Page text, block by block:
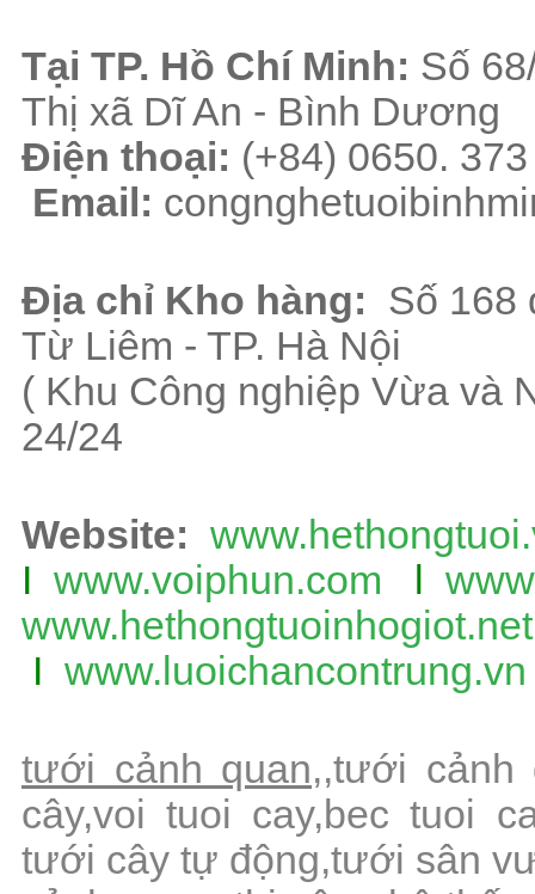
Tại TP. Hồ Chí Minh: Số
Thị xã Dĩ An - Bình Dương
Điện thoại: (+84) 0650.
Email:
Địa chỉ Kho hàng: Số 168
Từ Liêm - TP. Hà Nội
( Khu Công nghiệp Vừa và
24/24
Website:
I www.voiphun.com
www.hethongtuoinhogiot.net
I www.luoichancontrung.vn
tưới cảnh quan,,tưới cảnh
cây,voi tuoi cay,bec tuoi
tưới cây tự động,tưới sân